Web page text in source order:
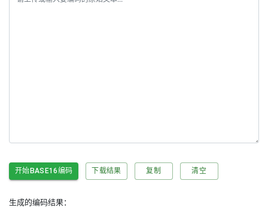
开始BASE16编码 下载结果 复制 清空
生成的编码结果：